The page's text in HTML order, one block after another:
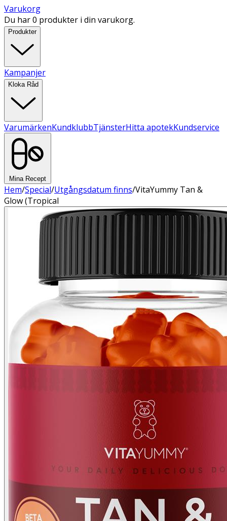
Varukorg
Du har 0 produkter i din varukorg.
Produkter
Kampanjer
Kloka Råd
VarumärkenKundklubbTjänsterHitta apotekKundservice
Mina Recept
Hem/Special/Utgångsdatum finns/VitaYummy Tan &
Glow (Tropical